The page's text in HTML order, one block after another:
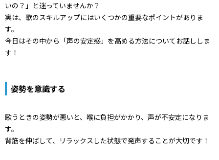
いの？」と迷っていませんか？
実は、歌のスキルアップにはいくつかの重要なポイントがありま
す。
今日はその中から「声の安定感」を高める方法についてお話ししま
す！
姿勢を意識する
歌うときの姿勢が悪いと、喉に負担がかかり、声が不安定になりま
す。
背筋を伸ばして、リラックスした状態で発声することが大切です！